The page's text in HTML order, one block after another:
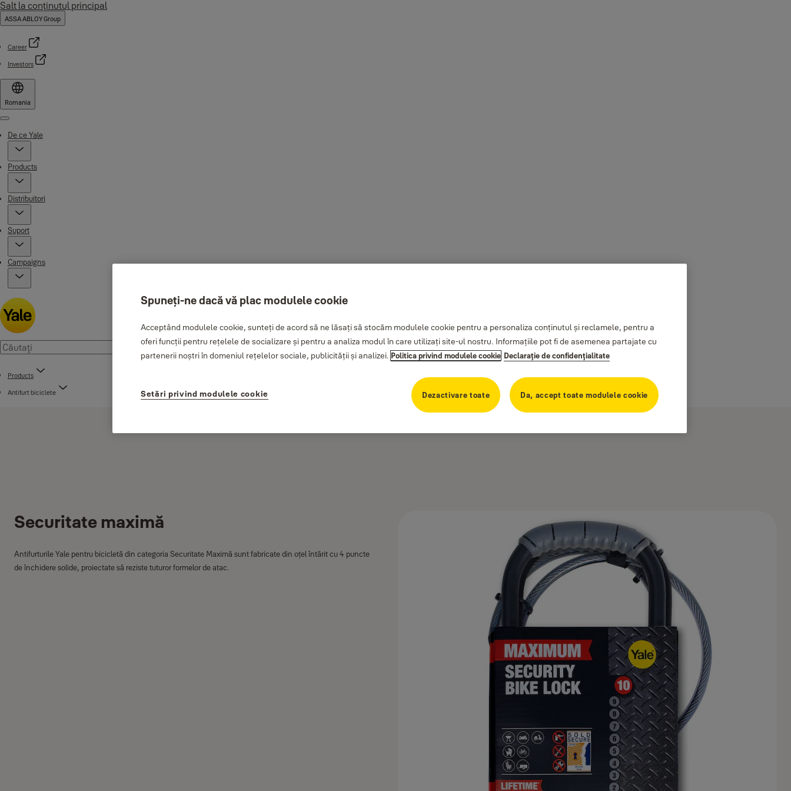
Salt la conţinutul principal
ASSA ABLOY Group
Career
Investors
Romania
Menu
De ce Yale
Products
Distribuitori
Suport
Campaigns
Products
Antifurt biciclete
Securitate maximă
Antifurturile Yale pentru bicicletă din categoria Securitate Maximă sunt fabricate din oțel întărit cu 4 puncte
de închidere solide, proiectate să reziste tuturor formelor de atac.
Spuneți-ne dacă vă plac modulele cookie
Acceptând modulele cookie, sunteți de acord să ne lăsați să stocăm modulele cookie pentru a personaliza conținutul și reclamele, pentru a
oferi funcții pentru rețelele de socializare și pentru a analiza modul în care utilizați site-ul nostru. Informațiile pot fi de asemenea partajate cu
partenerii noștri în domeniul rețelelor sociale, publicității și analizei. Politica privind modulele cookie Declaraţie de confidenţialitate
Dezactivare toate Da, accept toate modulele cookie
Setări privind modulele cookie